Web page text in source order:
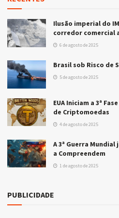
Ilusão imperial do
corredor comercial
6 de agosto de 2025
Brasil sob Risco de
5 de agosto de 2025
EUA Iniciam a 3ª
de Criptomoedas
4 de agosto de 2025
A 3ª Guerra Mundial
a Compreendem
1 de agosto de 2025
PUBLICIDADE